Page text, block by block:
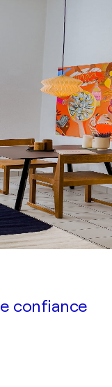
confiance